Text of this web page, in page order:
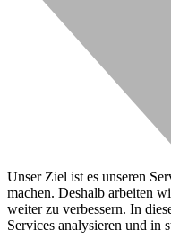
Unser Ziel ist es unseren
machen. Deshalb arbeiten
weiter zu verbessern. In
Services analysieren und in